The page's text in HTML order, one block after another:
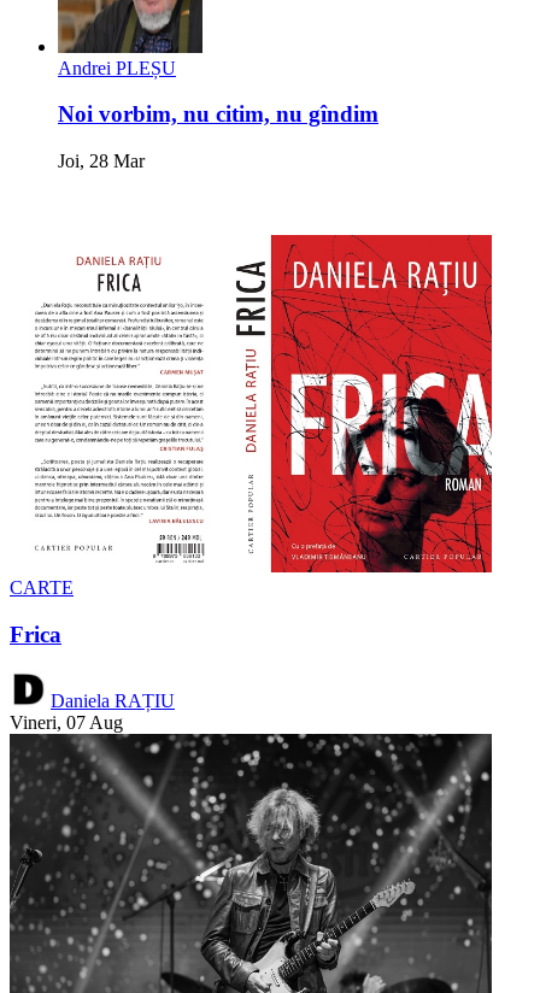
Andrei PLEȘU
Noi vorbim, nu citim, nu gîndim
Joi, 28 Mar
CARTE
Frica
Daniela RAȚIU
Vineri, 07 Aug